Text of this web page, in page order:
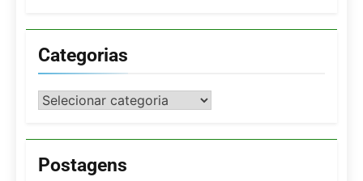
Categorias
Categorias
Postagens